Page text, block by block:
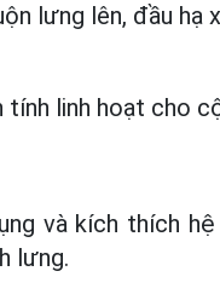
lưng lên, đầu hạ
tính linh hoạt cho
và kích thích
lưng.